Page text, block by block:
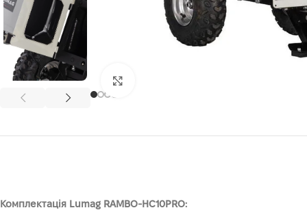
Комплектація Lumag RAMBO-HC10PRO: